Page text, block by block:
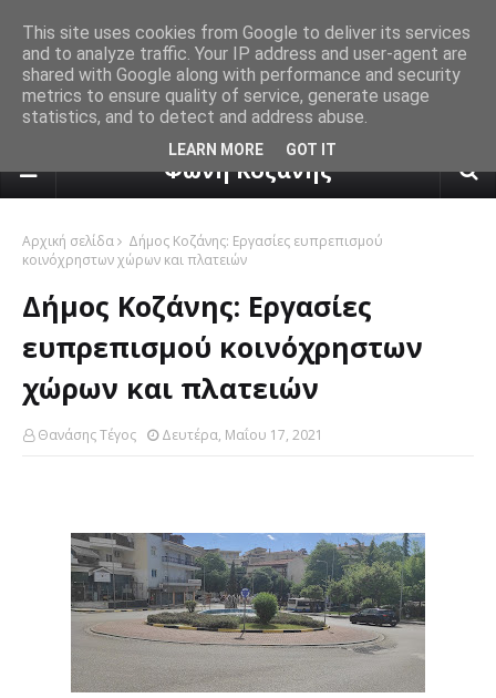
πρόγνωση καιρού από το
Φωνή Κοζάνης
Αρχική σελίδα
Δήμος Κοζάνης: Εργασίες ευπρεπισμού
κοινόχρηστων χώρων και πλατειών
Δήμος Κοζάνης: Εργασίες
ευπρεπισμού κοινόχρηστων
χώρων και πλατειών
Θανάσης Τέγος Δευτέρα, Μαΐου 17, 2021
This site uses cookies from Google to deliver its services
and to analyze traffic. Your IP address and user-agent are
shared with Google along with performance and security
metrics to ensure quality of service, generate usage
statistics, and to detect and address abuse.
LEARN MORE GOT IT